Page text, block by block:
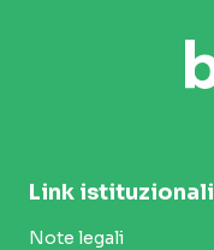
Link istituzionali
Note legali